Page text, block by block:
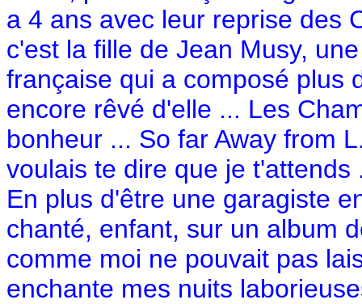
a 4 ans avec leur reprise des
c'est la fille de Jean Musy,
française qui a composé plus
encore rêvé d'elle ... Les
bonheur ... So far Away from
voulais te dire que je
En plus d'être une garagiste
chanté, enfant, sur un album
comme moi ne pouvait pas
enchante mes nuits